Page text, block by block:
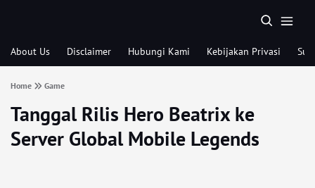
About Us Disclaimer Hubungi Kami Kebijakan Privasi
Home Game
Tanggal Rilis Hero Beatrix ke
Server Global Mobile Legends